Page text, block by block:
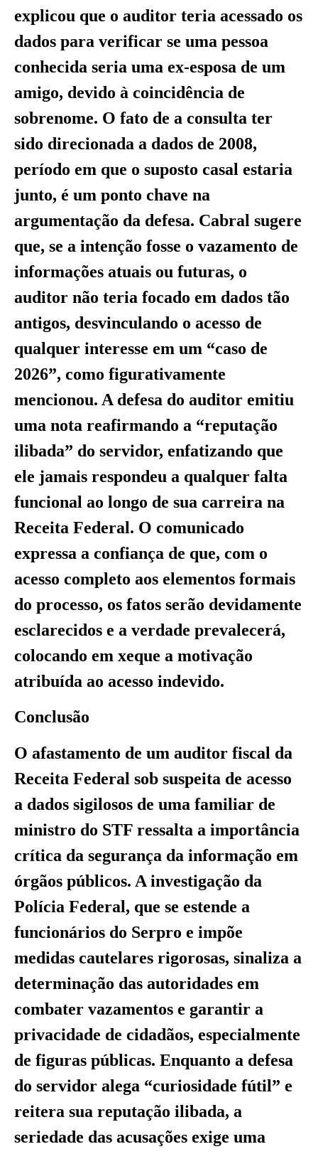
explicou que o auditor teria acessado os
dados para verificar se uma pessoa
conhecida seria uma ex-esposa de um
amigo, devido à coincidência de
sobrenome. O fato de a consulta ter
sido direcionada a dados de 2008,
período em que o suposto casal estaria
junto, é um ponto chave na
argumentação da defesa. Cabral sugere
que, se a intenção fosse o vazamento de
informações atuais ou futuras, o
auditor não teria focado em dados tão
antigos, desvinculando o acesso de
qualquer interesse em um “caso de
2026”, como figurativamente
mencionou. A defesa do auditor emitiu
uma nota reafirmando a “reputação
ilibada” do servidor, enfatizando que
ele jamais respondeu a qualquer falta
funcional ao longo de sua carreira na
Receita Federal. O comunicado
expressa a confiança de que, com o
acesso completo aos elementos formais
do processo, os fatos serão devidamente
esclarecidos e a verdade prevalecerá,
colocando em xeque a motivação
atribuída ao acesso indevido.
Conclusão
O afastamento de um auditor fiscal da
Receita Federal sob suspeita de acesso
a dados sigilosos de uma familiar de
ministro do STF ressalta a importância
crítica da segurança da informação em
órgãos públicos. A investigação da
Polícia Federal, que se estende a
funcionários do Serpro e impõe
medidas cautelares rigorosas, sinaliza a
determinação das autoridades em
combater vazamentos e garantir a
privacidade de cidadãos, especialmente
de figuras públicas. Enquanto a defesa
do servidor alega “curiosidade fútil” e
reitera sua reputação ilibada, a
seriedade das acusações exige uma